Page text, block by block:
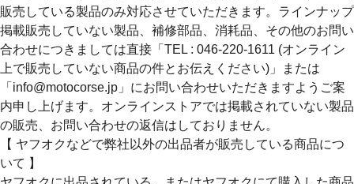
販売している製品のみ対応させていただきます。ラインナップ
掲載販売していない製品、補修部品、消耗品、その他のお問い
合わせにつきましては直接「TEL : 046-220-1611 (オンライン
上で販売していない商品の件とお伝えください)」または
「info@motocorse.jp」にお問い合わせいただきますようご案
内申し上げます。オンラインストアでは掲載されていない製品
の販売、お問い合わせの返信はしておりません。
【 ヤフオクなどで弊社以外の出品者が販売している商品につ
いて 】